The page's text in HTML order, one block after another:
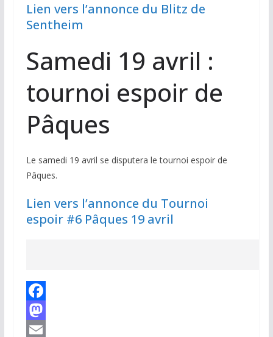
Lien vers l’annonce du Blitz de
Sentheim
Samedi 19 avril :
tournoi espoir de
Pâques
Le samedi 19 avril se disputera le tournoi espoir de
Pâques.
Lien vers l’annonce du Tournoi
espoir #6 Pâques 19 avril
F
aM